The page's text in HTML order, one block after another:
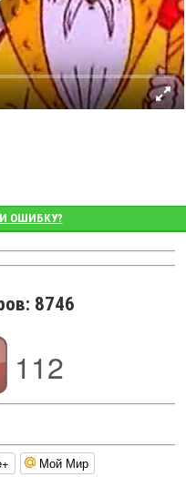
ОШИБКУ?
8746
112
Мой Мир